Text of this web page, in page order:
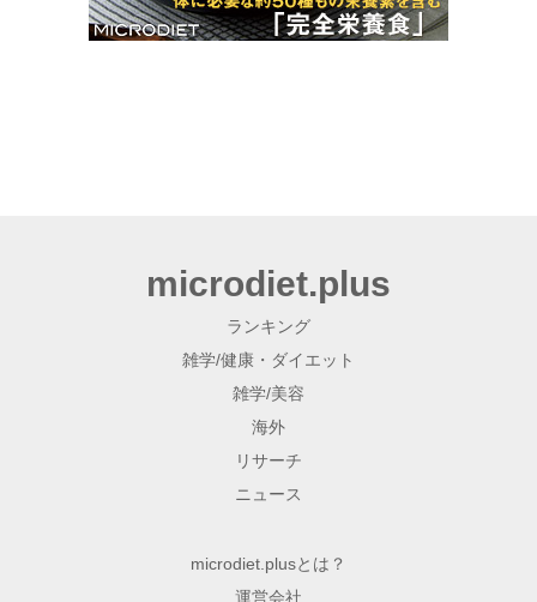
microdiet.plus
ランキング
雑学/健康・ダイエット
雑学/美容
海外
リサーチ
ニュース
microdiet.plusとは？
運営会社